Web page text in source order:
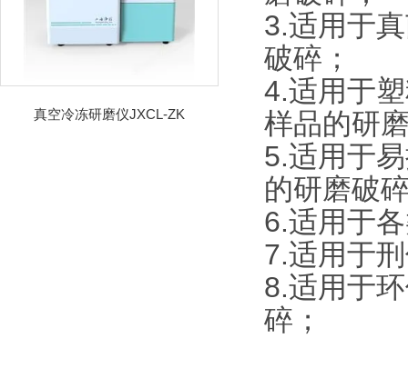
真空冷冻研磨仪JXCL-ZK
3.适用于
破碎；
4.适用于
样品的研
5.适用于
的研磨破
6.适用于
7.适用于
8.适用于
碎；